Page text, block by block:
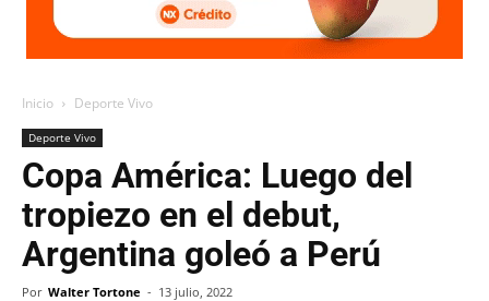
Inicio Deporte Vivo
Deporte Vivo
Copa América: Luego del
tropiezo en el debut,
Argentina goleó a Perú
Por Walter Tortone - 13 julio, 2022